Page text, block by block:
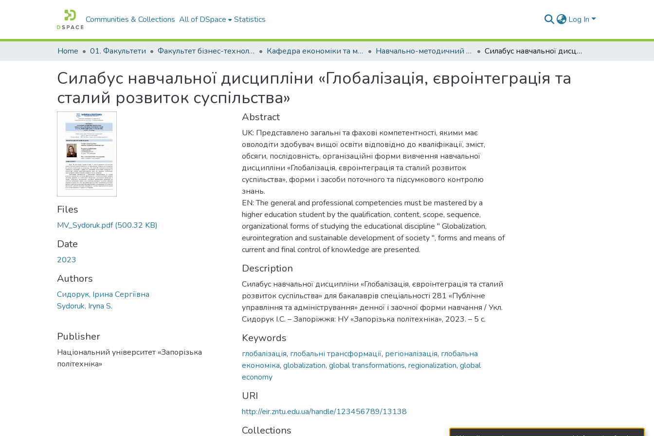
Communities & Collections All of DSpace Statistics Log In
Home 01. Факультети Факультет бізнес-технологій та економіки Кафедра економіки та митної справи (Кафедра Е та МС) Навчально-методичний комплекс дисциплін кафедри Е та МС Силабус навчальної дисципліни «Глобалізація, євроінтеграція та сталий розвиток суспільства»
Силабус навчальної дисципліни «Глобалізація, євроінтеграція та
сталий розвиток суспільства»
Files
MV_Sydoruk.pdf(500.32 KB)
Date
2023
Authors
Сидорук, Ірина Сергіївна
Sydoruk, Iryna S.
Publisher
Національний університет «Запорізька
політехніка»
Abstract
UK: Представлено загальні та фахові компетентності, якими має
оволодіти здобувач вищої освіти відповідно до кваліфікації, зміст,
обсяги, послідовність, організаційні форми вивчення навчальної
дисципліни «Глобалізація, євроінтеграція та сталий розвиток
суспільства», форми і засоби поточного та підсумкового контролю
знань.
EN: The general and professional competencies must be mastered by a
higher education student by the qualification, content, scope, sequence,
organizational forms of studying the educational discipline " Globalization,
eurointegration and sustainable development of society ", forms and means of
current and final control of knowledge are presented.
Description
Силабус навчальної дисципліни «Глобалізація, євроінтеграція та сталий
розвиток суспільства» для бакалаврів спеціальності 281 «Публічне
управління та адміністрування» денної і заочної форми навчання / Укл.
Сидорук І.С. – Запоріжжя: НУ «Запорізька політехніка», 2023. – 5 с.
Keywords
глобалізація, глобальні трансформації, регіоналізація, глобальна
економіка, globalization, global transformations, regionalization, global
economy
URI
http://eir.zntu.edu.ua/handle/123456789/13138
Collections